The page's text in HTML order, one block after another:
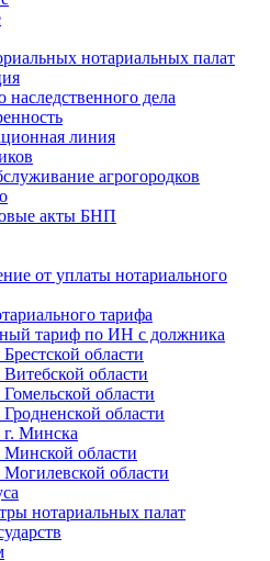
нотариальных палат
дела
линия
агрогородков
акты БНП
от уплаты нотариального
тарифа
тариф по ИН с должника
области
области
области
области
Минска
области
области
нотариальных палат